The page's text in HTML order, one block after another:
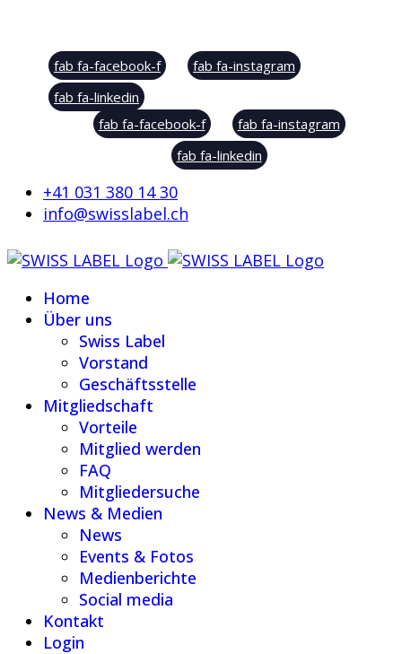
fab fa-facebook-f
fab fa-instagram
fab fa-linkedin
fab fa-facebook-f
fab fa-instagram
fab fa-linkedin
+41 031 380 14 30
info@swisslabel.ch
Home
Über uns
Swiss Label
Vorstand
Geschäftsstelle
Mitgliedschaft
Vorteile
Mitglied werden
FAQ
Mitgliedersuche
News & Medien
News
Events & Fotos
Medienberichte
Social media
Kontakt
Login